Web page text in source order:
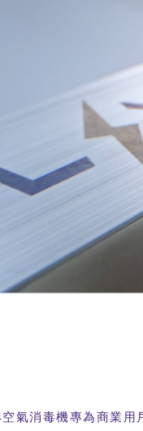
氣消毒機專為商業用